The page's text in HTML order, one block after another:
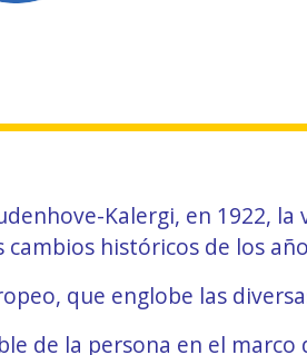
Kalergi, en 1922,
históricos de los
que englobe las
de la persona en el marco